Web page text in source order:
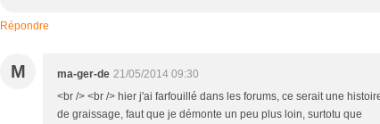
Répondre
M ma-ger-de 21/05/2014 09:30
<br /> <br /> hier j'ai farfouillé dans les forums, ce serait une
de graissage, faut que je démonte un peu plus loin, surtotu que